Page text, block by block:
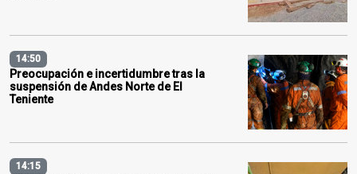
14:50
Preocupación e incertidumbre tras la
suspensión de Andes Norte de El
Teniente
14:15